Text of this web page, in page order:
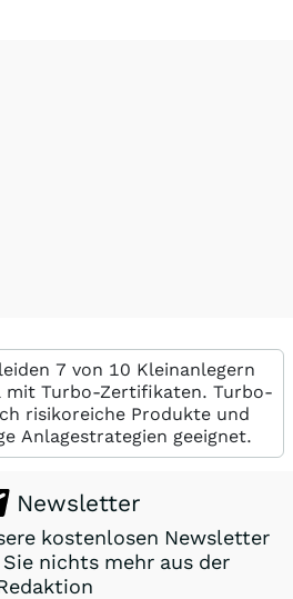
7 von 10 Kleinanlegern
mit Turbo-Zertifikaten. Turbo-
risikoreiche Produkte und
Anlagestrategien geeignet.
Newsletter
kostenlosen Newsletter
nichts mehr aus der